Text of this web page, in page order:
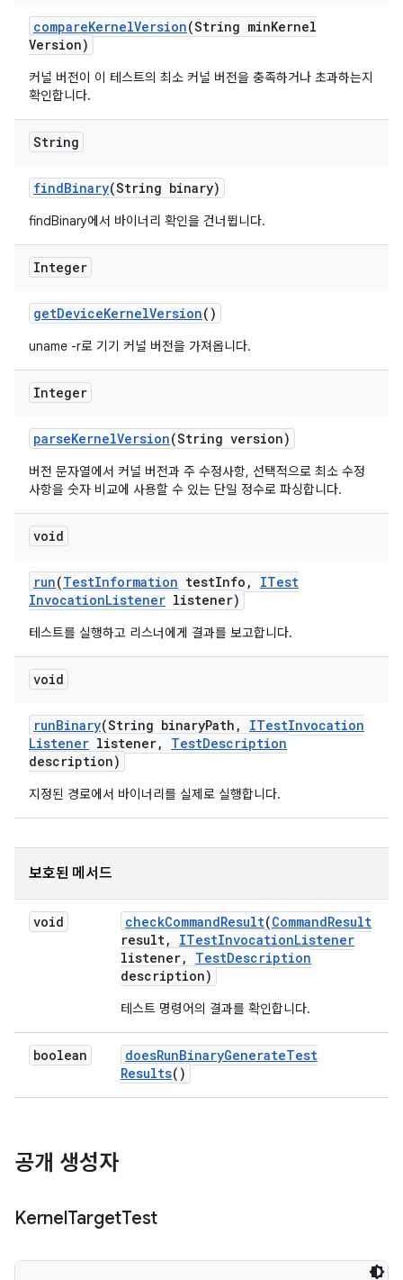
compareKernelVersion(String minKernel
Version)
커널 버전이 이 테스트의 최소 커널 버전을 충족하거나 초과하는지
확인합니다.
String
findBinary(String binary)
findBinary에서 바이너리 확인을 건너뜁니다.
Integer
getDeviceKernelVersion()
uname -r로 기기 커널 버전을 가져옵니다.
Integer
parseKernelVersion(String version)
버전 문자열에서 커널 버전과 주 수정사항, 선택적으로 최소 수정
사항을 숫자 비교에 사용할 수 있는 단일 정수로 파싱합니다.
void
run(TestInformation testInfo ,
ITest
InvocationListener listener)
테스트를 실행하고 리스너에게 결과를 보고합니다.
void
runBinary(String binaryPath , ITestInvocation
Listener listener, TestDescription
description)
지정된 경로에서 바이너리를 실제로 실행합니다.
보호된 메서드
void checkCommandResult(CommandResult
result, ITestInvocationListener
listener, TestDescription
description)
테스트 명령어의 결과를 확인합니다.
boolean doesRunBinaryGenerateTest
Results()
공개 생성자
KernelTargetTest